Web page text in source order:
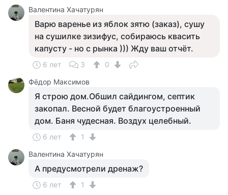
Валентина Хачатурян
Варю варенье из яблок зятю (заказ), сушу
на сушилке зизифус, собираюсь квасить
капусту - но с рынка ))) Жду ваш отчёт.
6 лет 3
0
Фёдор Максимов
Я строю дом.Обшил сайдингом, септик
закопал. Весной будет благоустроенный
дом. Баня чудесная. Воздух целебный.
6 лет
1
Валентина Хачатурян
А предусмотрели дренаж?
6 лет
1